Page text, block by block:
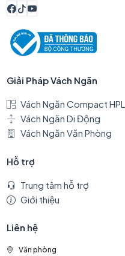
Giải Pháp Vách Ngăn
Vách Ngăn Compact HPL
Vách Ngăn Di Động
Vách Ngăn Văn Phòng
Hỗ trợ
Trung tâm hỗ trợ
Giới thiệu
Liên hệ
Văn phòng